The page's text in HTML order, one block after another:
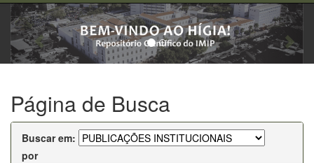
Skip
navigation
Previous Next
Página de Busca
Buscar em:
por